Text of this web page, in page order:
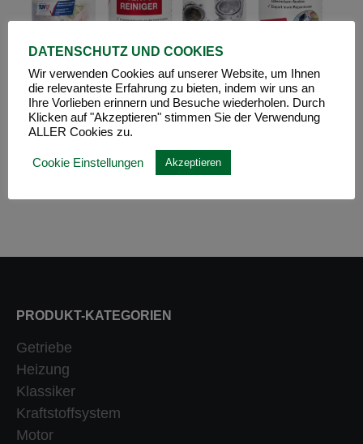
MATHY Diesel-Komplett-Kur
PRODUKT-KATEGORIEN
Getriebe
Heizung
Klassiker
Kraftstoffsystem
Motor
DATENSCHUTZ UND COOKIES
Wir verwenden Cookies auf unserer Website, um Ihnen
die relevanteste Erfahrung zu bieten, indem wir uns an
Ihre Vorlieben erinnern und Besuche wiederholen. Durch
Klicken auf "Akzeptieren" stimmen Sie der Verwendung
ALLER Cookies zu.
Cookie Einstellungen Akzeptieren